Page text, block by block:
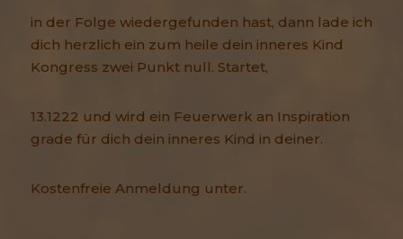
in der Folge wiedergefunden hast, dann lade ich
dich herzlich ein zum heile dein inneres Kind
Kongress zwei Punkt null. Startet,
13.1222 und wird ein Feuerwerk an Inspiration
grade für dich dein inneres Kind in deiner.
Kostenfreie Anmeldung unter.